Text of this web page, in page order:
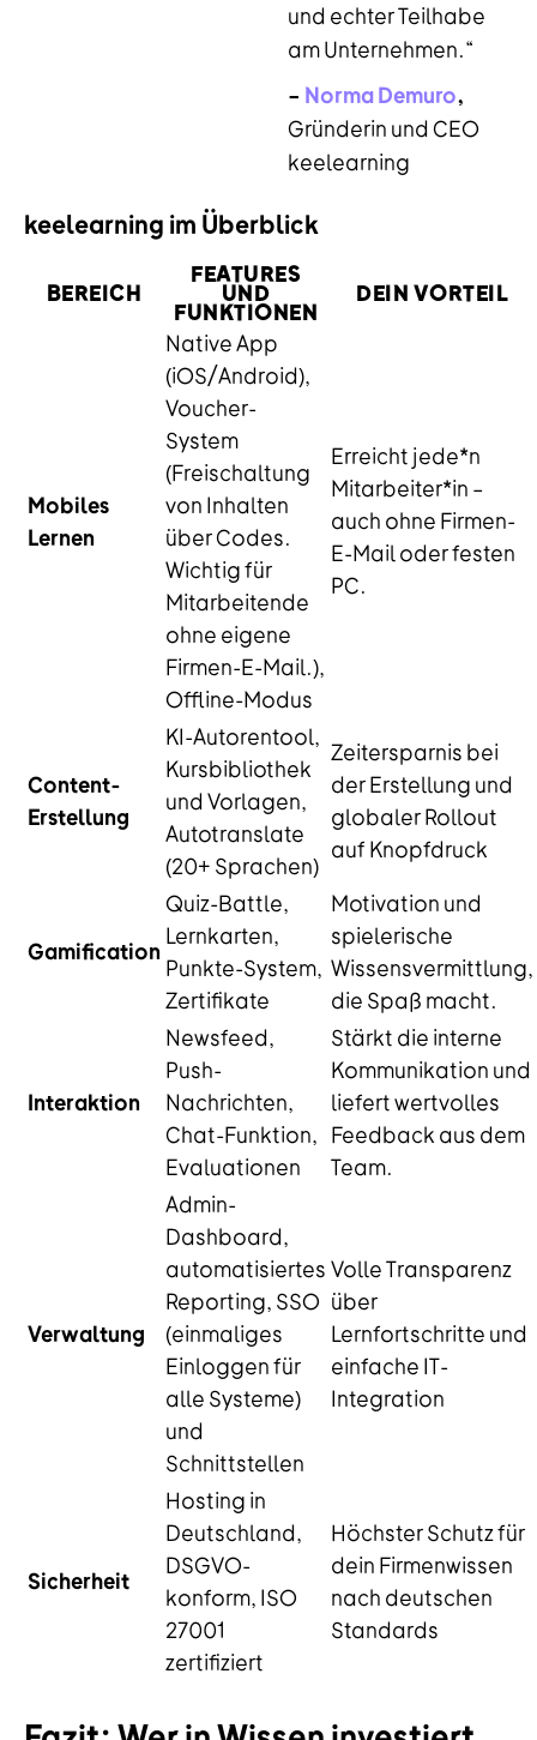
und echter Teilhabe
am Unternehmen.“
– Norma Demuro,
Gründerin und CEO
keelearning
keelearning im Überblick
BEREICH
FEATURES
UND
FUNKTIONEN
DEIN VORTEIL
Mobiles
Lernen
Native App
(iOS/Android),
Voucher-
System
(Freischaltung
von Inhalten
über Codes.
Wichtig für
Mitarbeitende
ohne eigene
Firmen-E-Mail.),
Offline-Modus
Erreicht jede*n
Mitarbeiter*in –
auch ohne Firmen-
E-Mail oder festen
PC.
Content-
Erstellung
KI-Autorentool,
Kursbibliothek
und Vorlagen,
Autotranslate
(20+ Sprachen)
Zeitersparnis bei
der Erstellung und
globaler Rollout
auf Knopfdruck
Gamification
Quiz-Battle,
Lernkarten,
Punkte-System,
Zertifikate
Motivation und
spielerische
Wissensvermittlung,
die Spaß macht.
Interaktion
Newsfeed,
Push-
Nachrichten,
Chat-Funktion,
Evaluationen
Stärkt die interne
Kommunikation und
liefert wertvolles
Feedback aus dem
Team.
Verwaltung
Admin-
Dashboard,
automatisiertes
Reporting, SSO
(einmaliges
Einloggen für
alle Systeme)
und
Schnittstellen
Volle Transparenz
über
Lernfortschritte und
einfache IT-
Integration
Sicherheit
Hosting in
Deutschland,
DSGVO-
konform, ISO
27001
zertifiziert
Höchster Schutz für
dein Firmenwissen
nach deutschen
Standards